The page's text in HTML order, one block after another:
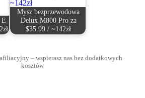
Mysz bezprzewodowa
Delux M800 Pro za
$35.99 / ~142zł
– wspierasz nas bez dodatkowych
kosztów